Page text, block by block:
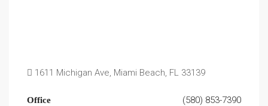
1611 Michigan Ave, Miami Beach, FL 33139
Office (580) 853-7390